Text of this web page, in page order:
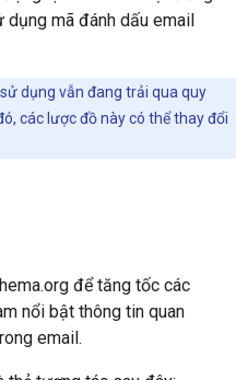
dụng mã đánh dấu email
dụng vẫn đang trải qua quy
đó, các lược đồ này có thể thay đổi
để tăng tốc các
nổi bật thông tin quan
email.